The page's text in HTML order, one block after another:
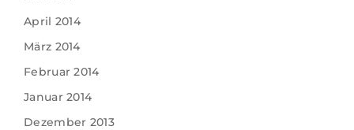
April 2014
März 2014
Februar 2014
Januar 2014
Dezember 2013